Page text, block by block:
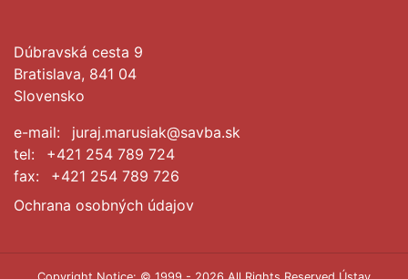
Dúbravská cesta 9
Bratislava, 841 04
Slovensko
e-mail:
juraj.marusiak@savba.sk
tel:
+421 254 789 724
fax:
+421 254 789 726
Ochrana osobných údajov